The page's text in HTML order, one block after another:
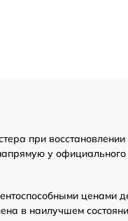
при
у
ценами
в наилучшем